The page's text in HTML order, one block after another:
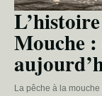
Mouche :
La pêche à la